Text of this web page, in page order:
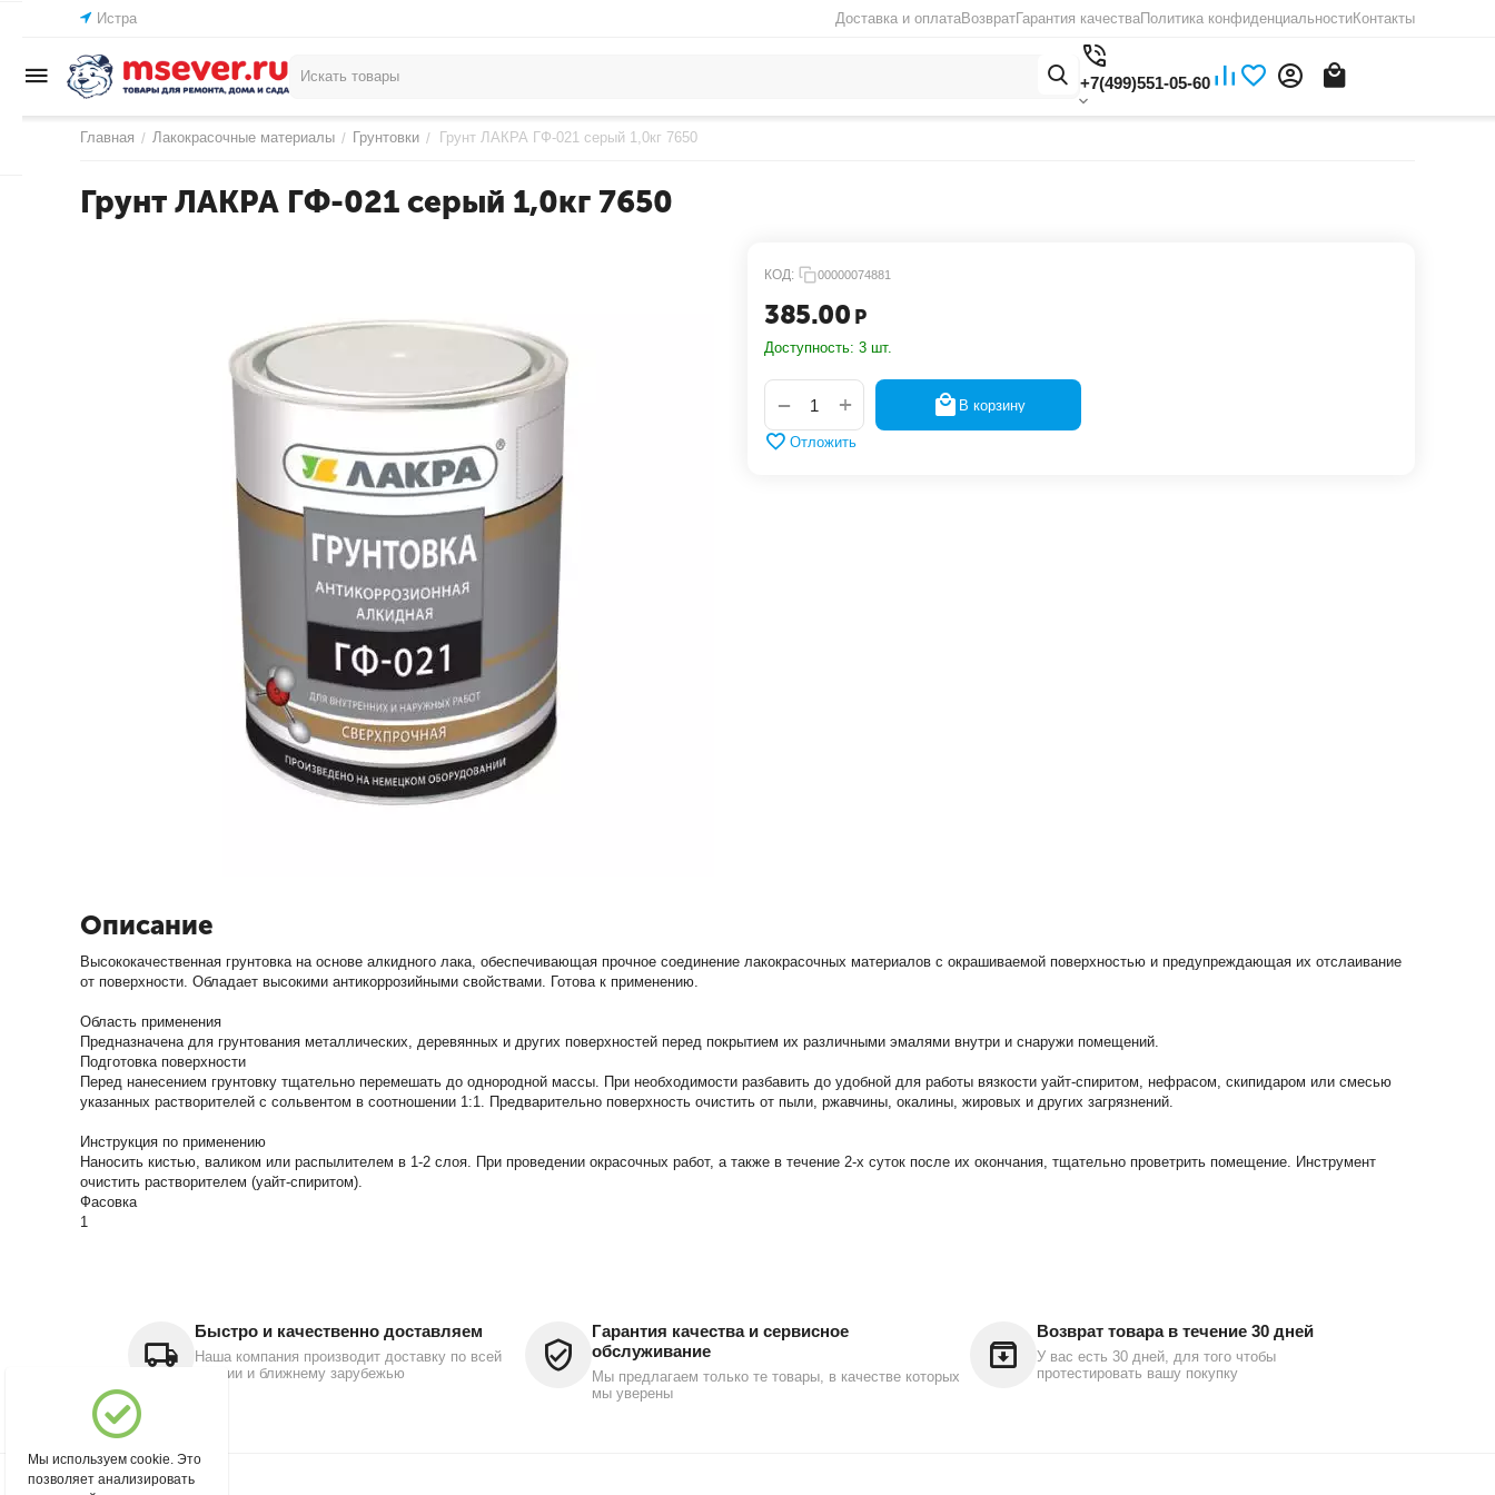
Истра Доставка и оплатаВозвратГарантия качестваПолитика конфиденциальностиКонтакты
+7(499)551-05-60
Главная / Лакокрасочные материалы / Грунтовки / Грунт ЛАКРА ГФ-021 серый 1,0кг 7650
Грунт ЛАКРА ГФ-021 серый 1,0кг 7650
КОД: 00000074881
385.00 Р
Доступность: 3 шт.
+
− В корзину
Отложить
Описание
Высококачественная грунтовка на основе алкидного лака, обеспечивающая прочное соединение лакокрасочных материалов с окрашиваемой поверхностью и предупреждающая их отслаивание
от поверхности. Обладает высокими антикоррозийными свойствами. Готова к применению.
Область применения
Предназначена для грунтования металлических, деревянных и других поверхностей перед покрытием их различными эмалями внутри и снаружи помещений.
Подготовка поверхности
Перед нанесением грунтовку тщательно перемешать до однородной массы. При необходимости разбавить до удобной для работы вязкости уайт-спиритом, нефрасом, скипидаром или смесью
указанных растворителей с сольвентом в соотношении 1:1. Предварительно поверхность очистить от пыли, ржавчины, окалины, жировых и других загрязнений.
Инструкция по применению
Наносить кистью, валиком или распылителем в 1-2 слоя. При проведении окрасочных работ, а также в течение 2-х суток после их окончания, тщательно проветрить помещение. Инструмент
очистить растворителем (уайт-спиритом).
Фасовка
1
Быстро и качественно доставляем
Наша компания производит доставку по всей
России и ближнему зарубежью
Гарантия качества и сервисное
обслуживание
Мы предлагаем только те товары, в качестве которых
мы уверены
Возврат товара в течение 30 дней
У вас есть 30 дней, для того чтобы
протестировать вашу покупку
Мы используем cookie. Это
позволяет анализировать